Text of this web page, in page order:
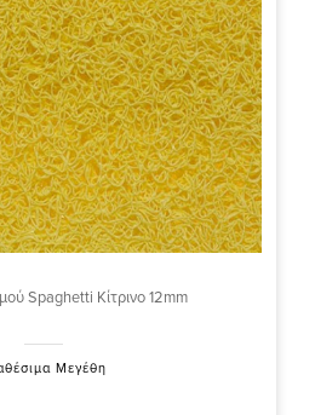
Spaghetti Κίτρινο 12mm
Μεγέθη